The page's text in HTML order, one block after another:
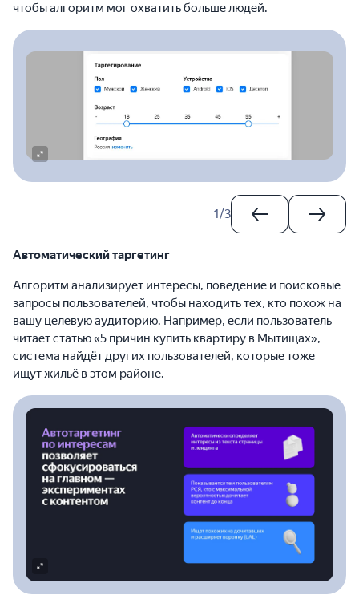
чтобы алгоритм мог охватить больше людей.
1/3
Автоматический таргетинг
Алгоритм анализирует интересы, поведение и поисковые
запросы пользователей, чтобы находить тех, кто похож на
вашу целевую аудиторию. Например, если пользователь
читает статью «5 причин купить квартиру в Мытищах»,
система найдёт других пользователей, которые тоже
ищут жильё в этом районе.